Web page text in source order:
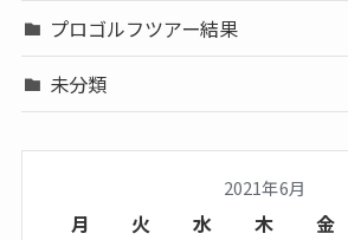
プロゴルフツアー結果
未分類
2021年6月
月 火 水 木 金